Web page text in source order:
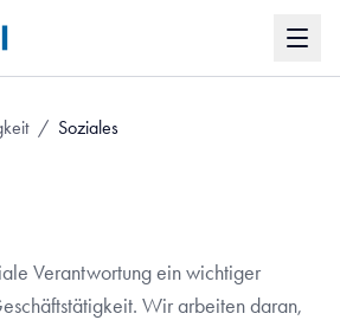
/ Soziales
Verantwortung ein wichtiger
Wir arbeiten daran,